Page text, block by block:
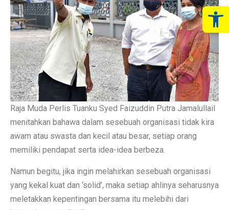
Raja Muda Perlis Tuanku Syed Faizuddin Putra Jamalullail
menitahkan bahawa dalam sesebuah organisasi tidak kira
awam atau swasta dan kecil atau besar, setiap orang
memiliki pendapat serta idea-idea berbeza.
Namun begitu, jika ingin melahirkan sesebuah organisasi
yang kekal kuat dan ‘solid’, maka setiap ahlinya seharusnya
meletakkan kepentingan bersama itu melebihi dari